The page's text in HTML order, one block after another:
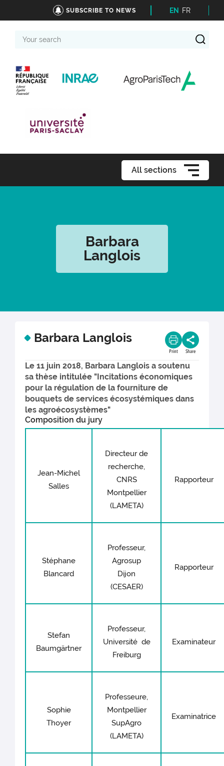
SUBSCRIBE TO NEWS EN FR
search
All sections
Barbara
Langlois
Barbara Langlois
Print Share
Le 11 juin 2018, Barbara Langlois a soutenu
sa thèse intitulée "Incitations économiques
pour la régulation de la fourniture de
bouquets de services écosystémiques dans
les agroécosystèmes"
Composition du jury
Jean-Michel
Salles
Directeur de
recherche,
CNRS
Montpellier
(LAMETA)
Rapporteur
Stéphane
Blancard
Professeur,
Agrosup
Dijon
(CESAER)
Rapporteur
Stefan
Baumgärtner
Professeur,
Université de
Freiburg
Examinateur
Sophie
Thoyer
Professeure,
Montpellier
SupAgro
(LAMETA)
Examinatrice